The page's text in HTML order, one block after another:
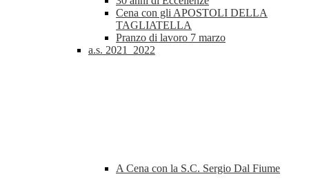
Cena con gli APOSTOLI DELLA
TAGLIATELLA
Pranzo di lavoro 7 marzo
a.s. 2021_2022
A Cena con la S.C. Sergio Dal Fiume